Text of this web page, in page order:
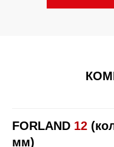
FORLAND 12
мм)